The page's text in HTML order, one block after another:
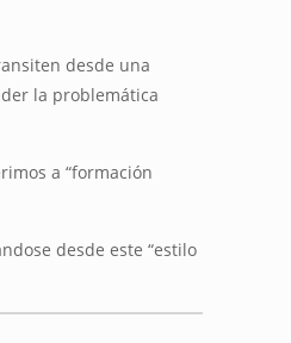
desde una
la problemática
a “formación
desde este “estilo